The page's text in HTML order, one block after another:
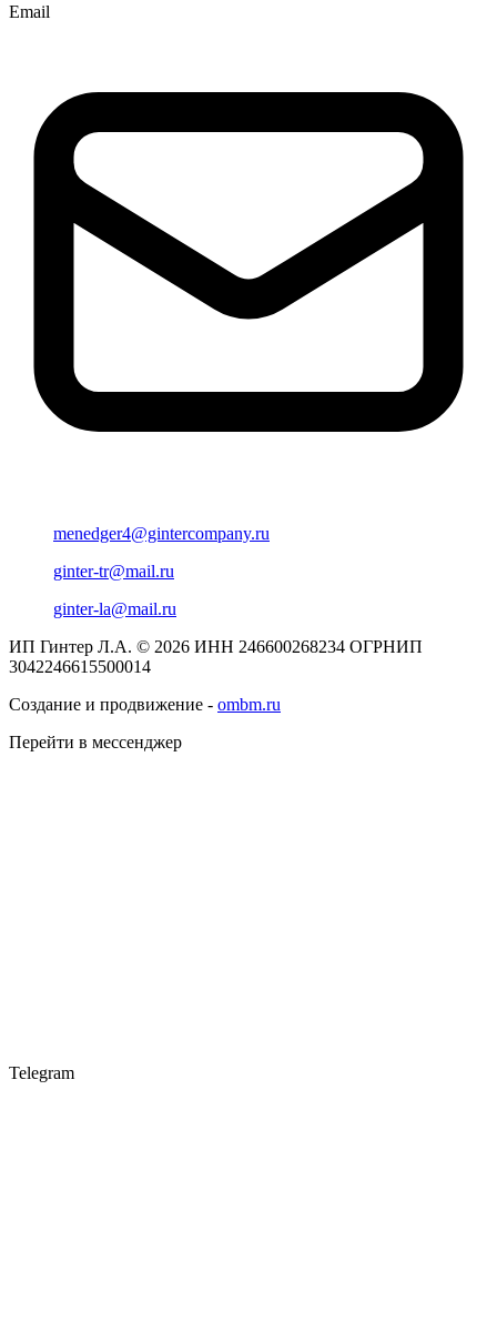
Email
menedger4@gintercompany.ru
ginter-tr@mail.ru
ginter-la@mail.ru
ИП Гинтер Л.А. © 2026 ИНН 246600268234 ОГРНИП
3042246615500014
Создание и продвижение - ombm.ru
Перейти в мессенджер
Telegram